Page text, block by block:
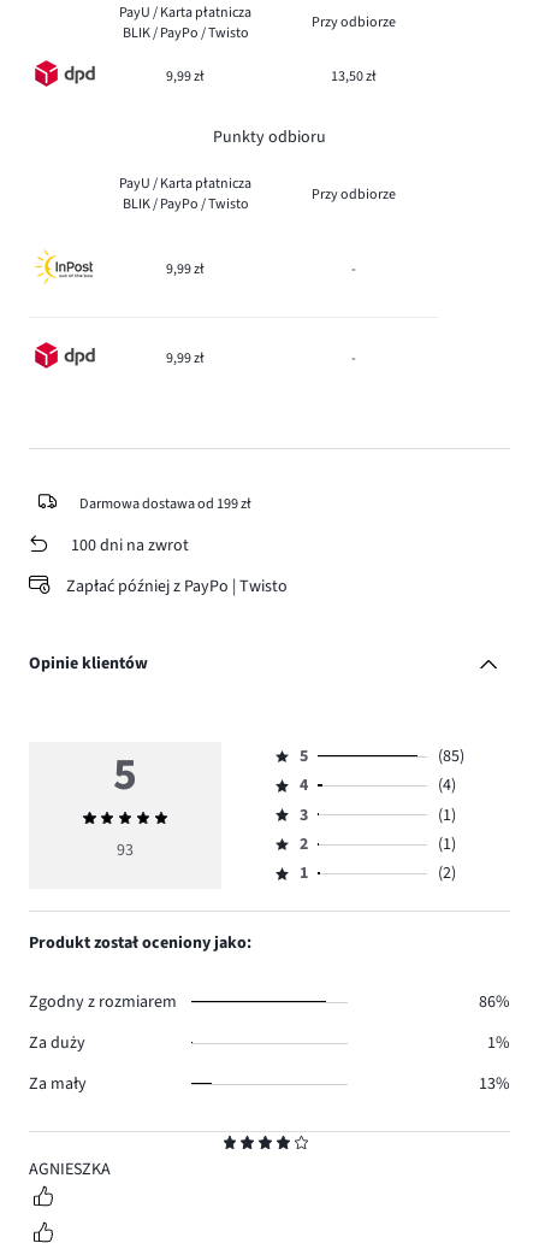
PayU / Karta płatnicza
BLIK / PayPo / Twisto
Przy odbiorze
9,99 zł 13,50 zł
Punkty odbioru
PayU / Karta płatnicza
BLIK / PayPo / Twisto
Przy odbiorze
9,99 zł -
9,99 zł -
Darmowa dostawa od 199 zł
100 dni na zwrot
Zapłać później z PayPo | Twisto
Opinie klientów
4
AGNIESZKA
5
Średnia
ocena
93
Ocena
5,
ilość
głosów
85.
5
(85)
Ocena
4,
ilość
głosów
4
(4)
Ocena
3,
ilość
3
(1)
Ocena
2,
2
(1)
Ocena
1,
1 (2)
Produkt został oceniony jako:
Zgodny z rozmiarem
86%
Za duży
1%
Za mały
13%